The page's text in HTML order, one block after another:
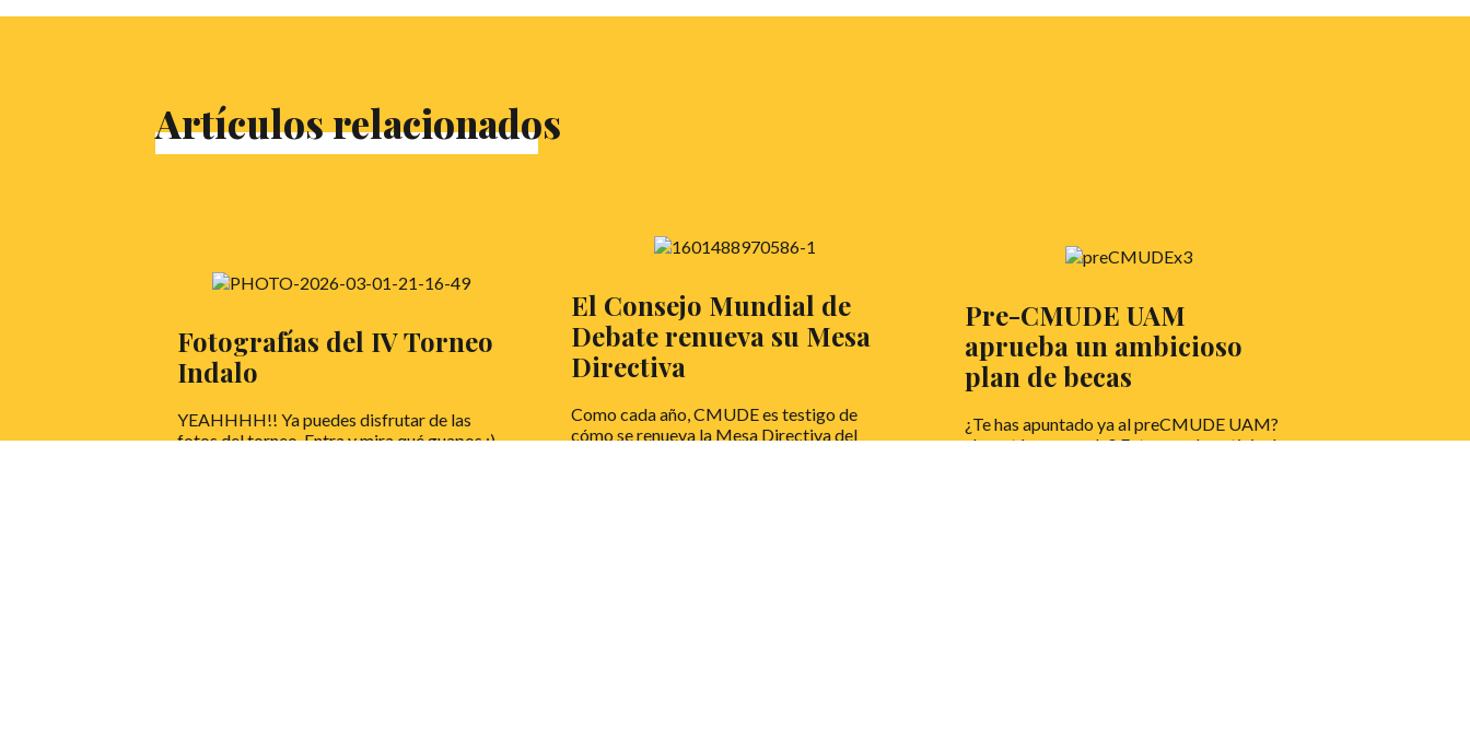
Artículos relacionados
Fotografías del IV Torneo
Indalo
YEAHHHH!! Ya puedes disfrutar de las
fotos del torneo. Entra y mira qué guapos ;)
El Consejo Mundial de
Debate renueva su Mesa
Directiva
Como cada año, CMUDE es testigo de
cómo se renueva la Mesa Directiva del
Pre-CMUDE UAM
aprueba un ambicioso
plan de becas
¿Te has apuntado ya al preCMUDE UAM?
¿Lo estás pensando? Entonces, la noticia de